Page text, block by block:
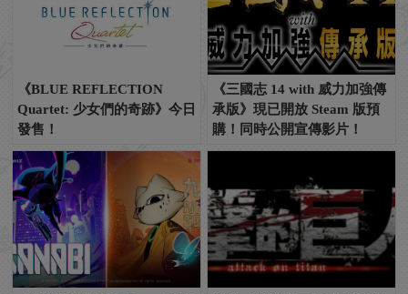
《BLUE REFLECTION
Quartet: 少女們的奇跡》今日
發售！
《三國志 14 with 威力加強傳
承版》現已開放 Steam 版預
購！同時公開宣傳影片！